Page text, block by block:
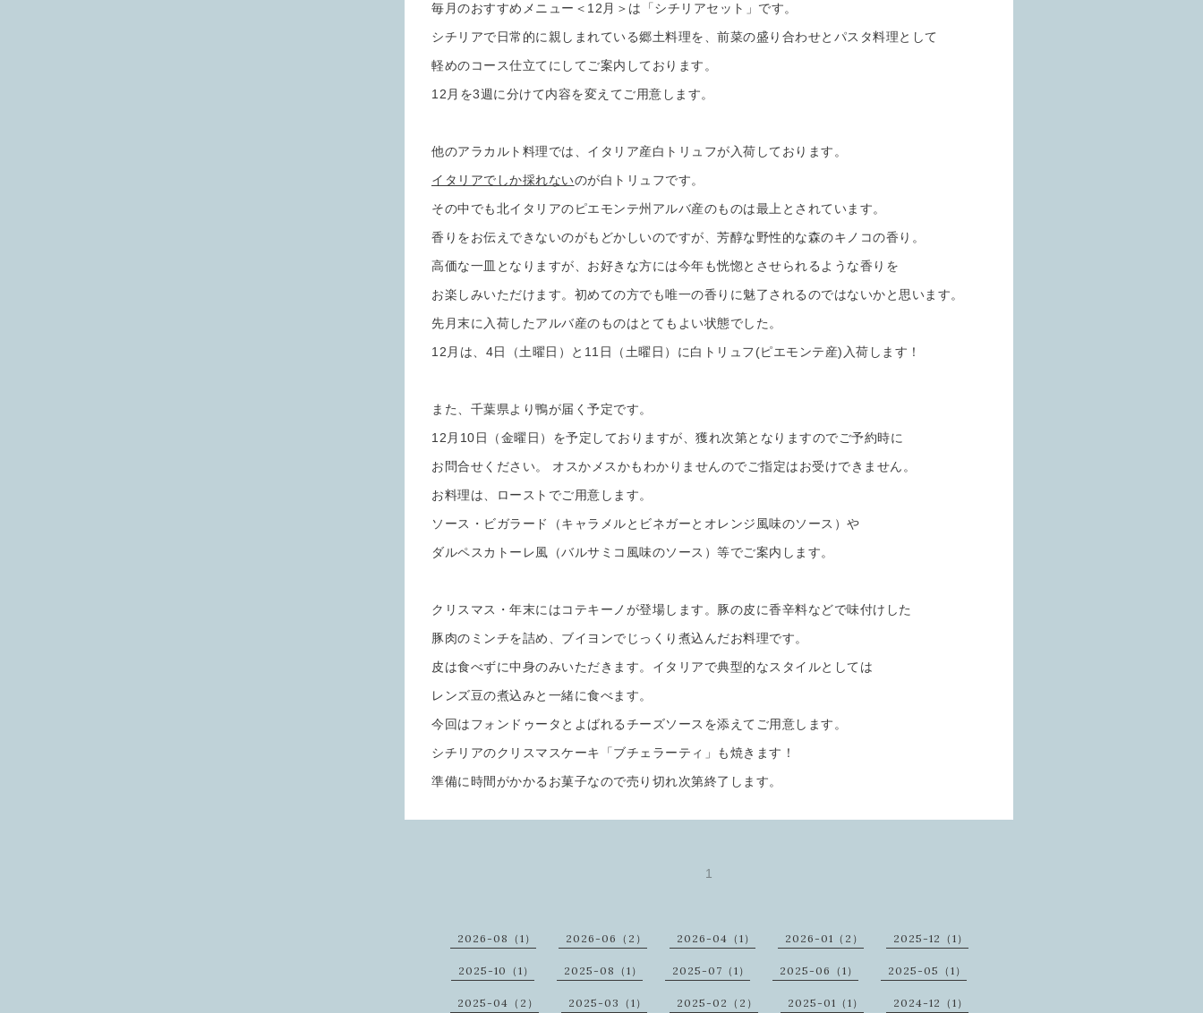
毎月のおすすめメニュー＜12月＞は「シチリアセット」です。
シチリアで日常的に親しまれている郷土料理を、前菜の盛り合わせとパスタ料理として
軽めのコース仕立てにしてご案内しております。
12月を3週に分けて内容を変えてご用意します。
他のアラカルト料理では、イタリア産白トリュフが入荷しております。
イタリアでしか採れないのが白トリュフです。
その中でも北イタリアのピエモンテ州アルバ産のものは最上とされています。
香りをお伝えできないのがもどかしいのですが、芳醇な野性的な森のキノコの香り。
高価な一皿となりますが、お好きな方には今年も恍惚とさせられるような香りを
お楽しみいただけます。初めての方でも唯一の香りに魅了されるのではないかと思います。
先月末に入荷したアルバ産のものはとてもよい状態でした。
12月は、4日（土曜日）と11日（土曜日）に白トリュフ(ピエモンテ産)入荷します！
また、千葉県より鴨が届く予定です。
12月10日（金曜日）を予定しておりますが、獲れ次第となりますのでご予約時に
お問合せください。 オスかメスかもわかりませんのでご指定はお受けできません。
お料理は、ローストでご用意します。
ソース・ビガラード（キャラメルとビネガーとオレンジ風味のソース）や
ダルペスカトーレ風（バルサミコ風味のソース）等でご案内します。
クリスマス・年末にはコテキーノが登場します。豚の皮に香辛料などで味付けした
豚肉のミンチを詰め、ブイヨンでじっくり煮込んだお料理です。
皮は食べずに中身のみいただきます。イタリアで典型的なスタイルとしては
レンズ豆の煮込みと一緒に食べます。
今回はフォンドゥータとよばれるチーズソースを添えてご用意します。
シチリアのクリスマスケーキ「ブチェラーティ」も焼きます！
準備に時間がかかるお菓子なので売り切れ次第終了します。
1
2026-08（1） 2026-06（2） 2026-04（1） 2026-01（2） 2025-12（1）
2025-10（1） 2025-08（1） 2025-07（1） 2025-06（1） 2025-05（1）
2025-04（2） 2025-03（1） 2025-02（2） 2025-01（1） 2024-12（1）